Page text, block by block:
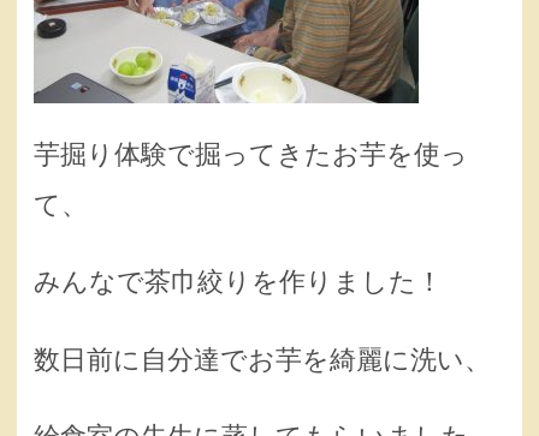
芋掘り体験で掘ってきたお芋を使っ
て、
みんなで茶巾絞りを作りました！
数日前に自分達でお芋を綺麗に洗い、